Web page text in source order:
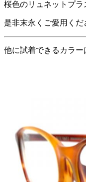
桜色のリュネットプ
是非末永くご愛用くだ
他に試着できるカラー